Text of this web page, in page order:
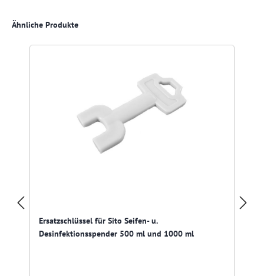
Produktgalerie überspringen
Ähnliche Produkte
Ersatzschlüssel für Sito Seifen- u.
Desinfektionsspender 500 ml und 1000 ml